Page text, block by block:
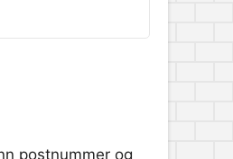
postnummer og